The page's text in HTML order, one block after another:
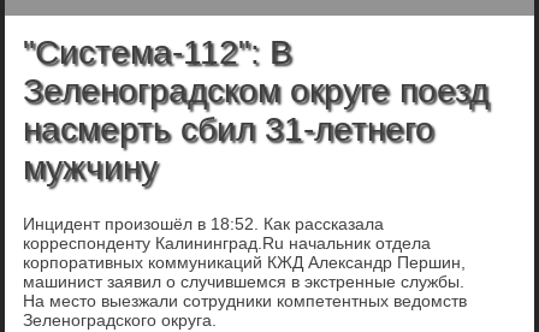
"Система-112": В
Зеленоградском округе поезд
насмерть сбил 31-летнего
мужчину
Инцидент произошёл в 18:52. Как рассказала
корреспонденту Калининград.Ru начальник отдела
корпоративных коммуникаций КЖД Александр Першин,
машинист заявил о случившемся в экстренные службы.
На место выезжали сотрудники компетентных ведомств
Зеленоградского округа.